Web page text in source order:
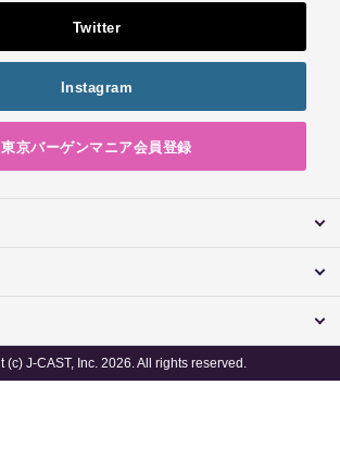
Twitter
Instagram
東京バーゲンマニア会員登録
(c) J-CAST, Inc. 2026. All rights reserved.